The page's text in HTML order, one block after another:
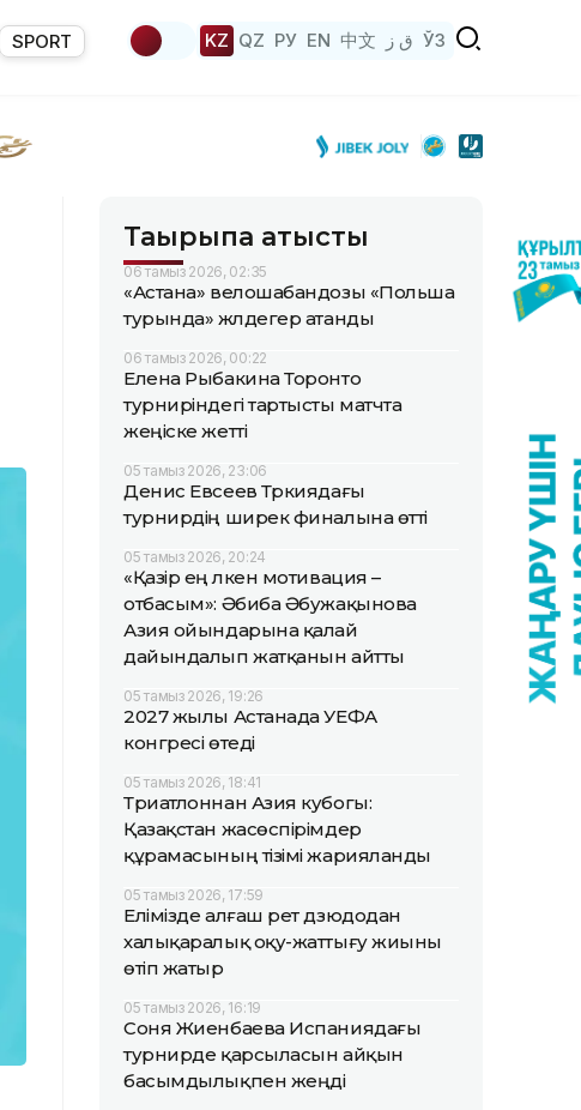
SPORT KZ QZ РУ EN 中文 ق ز ЎЗ
Тақырыпқа қатысты
06 тамыз 2026, 02:35
«Астана» велошабандозы «Польша
турында» жүлдегер атанды
06 тамыз 2026, 00:22
Елена Рыбакина Торонто
турниріндегі тартысты матчта
жеңіске жетті
05 тамыз 2026, 23:06
Денис Евсеев Түркиядағы
турнирдің ширек финалына өтті
05 тамыз 2026, 20:24
«Қазір ең үлкен мотивация –
отбасым»: Әбиба Әбужақынова
Азия ойындарына қалай
дайындалып жатқанын айтты
05 тамыз 2026, 19:26
2027 жылы Астанада УЕФА
конгресі өтеді
05 тамыз 2026, 18:41
Триатлоннан Азия кубогы:
Қазақстан жасөспірімдер
құрамасының тізімі жарияланды
05 тамыз 2026, 17:59
Елімізде алғаш рет дзюдодан
халықаралық оқу-жаттығу жиыны
өтіп жатыр
05 тамыз 2026, 16:19
Соня Жиенбаева Испаниядағы
турнирде қарсыласын айқын
басымдылықпен жеңді